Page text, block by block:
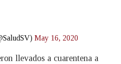
May 16, 2020
llevados a cuarentena a